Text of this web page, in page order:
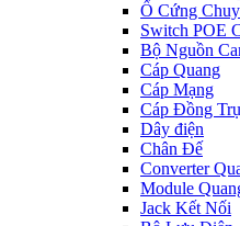
Ổ Cứng
Switch POE
Bộ Nguồn
Cáp Quang
Cáp Mạng
Cáp Đồng
Dây điện
Chân Đế
Converter
Module
Jack Kết Nối